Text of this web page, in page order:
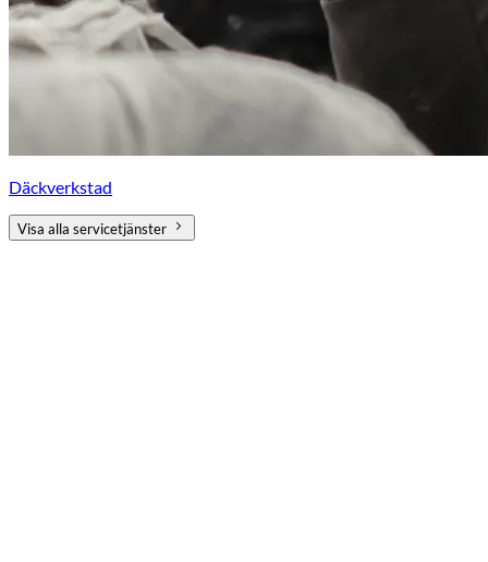
Däckverkstad
Visa alla servicetjänster